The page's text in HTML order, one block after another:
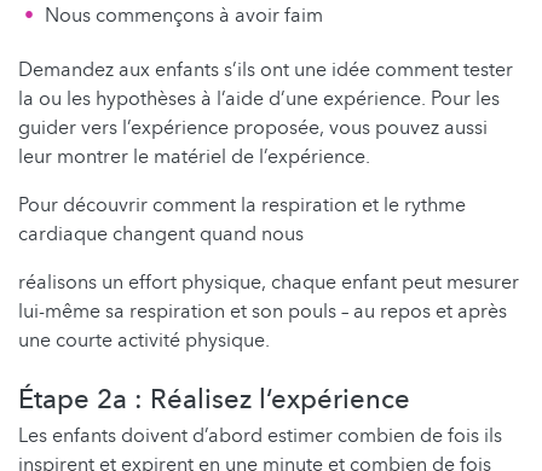
Nous commençons à avoir faim
Demandez aux enfants s’ils ont une idée comment tester
la ou les hypothèses à l’aide d’une expérience. Pour les
guider vers l’expérience proposée, vous pouvez aussi
leur montrer le matériel de l’expérience.
Pour découvrir comment la respiration et le rythme
cardiaque changent quand nous
réalisons un effort physique, chaque enfant peut mesurer
lui-même sa respiration et son pouls – au repos et après
une courte activité physique.
Étape 2a : Réalisez l‘expérience
Les enfants doivent d’abord estimer combien de fois ils
inspirent et expirent en une minute et combien de fois